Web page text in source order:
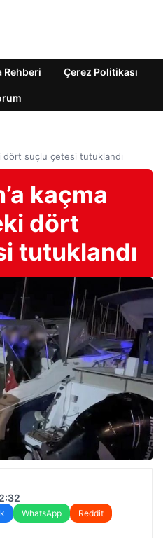
Rehberi Çerez Politikası
dört suçlu çetesi tutuklandı
kaçma
dört
tutuklandı
WhatsApp
Reddit